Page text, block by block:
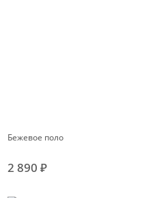
Бежевое поло
2 890 ₽